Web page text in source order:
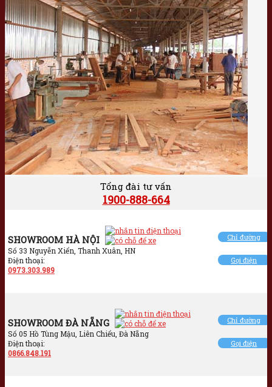
Tổng đài tư vấn
1900-888-664
SHOWROOM HÀ NỘI
Số 33 Nguyễn Xiển, Thanh Xuân, HN
Điện thoại:
0973.303.989
Chỉ đường
Gọi điện
SHOWROOM ĐÀ NẴNG
Số 05 Hồ Tùng Mậu, Liên Chiểu, Đà Nẵng
Điện thoại:
0866.848.191
Chỉ đường
Gọi điện